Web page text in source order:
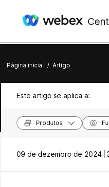
Página inicial / Artigo
Este artigo se aplica a:
Produtos
09 de dezembro de 2024 |